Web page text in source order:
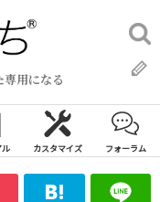
用になる
検
索:
ル カスタマイズ フォーラム